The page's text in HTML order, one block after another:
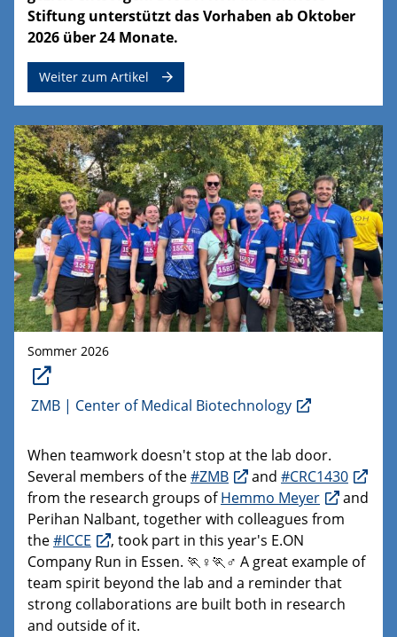
Stiftung unterstützt das Vorhaben ab Oktober
2026 über 24 Monate.
Weiter zum Artikel
Sommer 2026
ZMB | Center of Medical Biotechnology
When teamwork doesn't stop at the lab door.
Several members of the#ZMB and #CRC1430
from the research groups ofHemmo Meyer
and
Perihan Nalbant, together with colleagues from
the#ICCE
, took part in this year's E.ON
Company Run in Essen. 🏃♀️🏃♂️ A great example of
team spirit beyond the lab and a reminder that
strong collaborations are built both in research
and outside of it.